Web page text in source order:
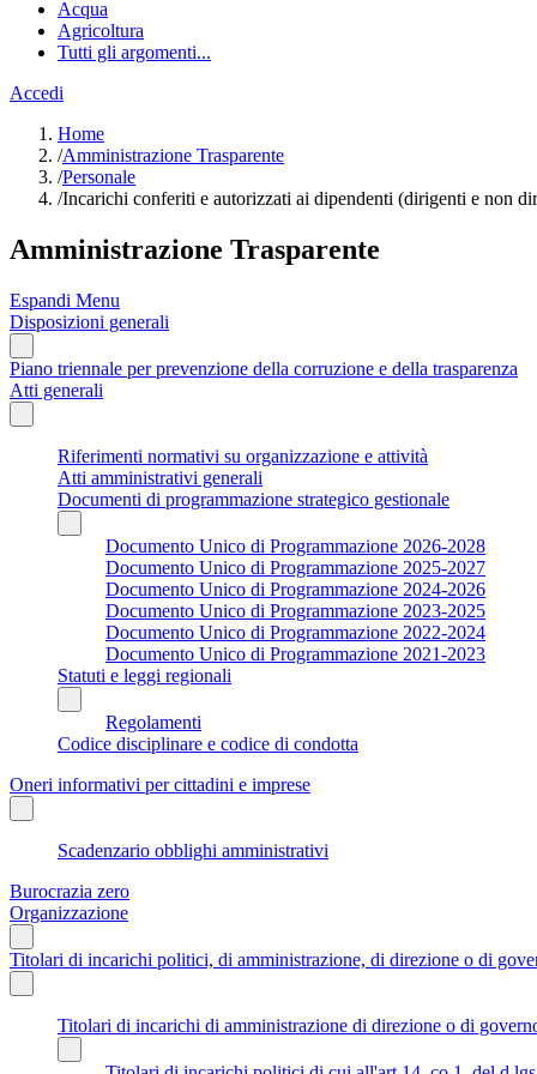
Acqua
Agricoltura
Tutti gli argomenti...
Accedi
Home
/Amministrazione Trasparente
/Personale
/Incarichi conferiti e autorizzati ai dipendenti (dirigenti e non
Amministrazione Trasparente
Espandi Menu
Disposizioni generali
Piano triennale per prevenzione della corruzione e della trasparenza
Atti generali
Riferimenti normativi su organizzazione e attività
Atti amministrativi generali
Documenti di programmazione strategico gestionale
Documento Unico di Programmazione 2026-2028
Documento Unico di Programmazione 2025-2027
Documento Unico di Programmazione 2024-2026
Documento Unico di Programmazione 2023-2025
Documento Unico di Programmazione 2022-2024
Documento Unico di Programmazione 2021-2023
Statuti e leggi regionali
Regolamenti
Codice disciplinare e codice di condotta
Oneri informativi per cittadini e imprese
Scadenzario obblighi amministrativi
Burocrazia zero
Organizzazione
Titolari di incarichi politici, di amministrazione, di direzione o di
Titolari di incarichi di amministrazione di direzione o di